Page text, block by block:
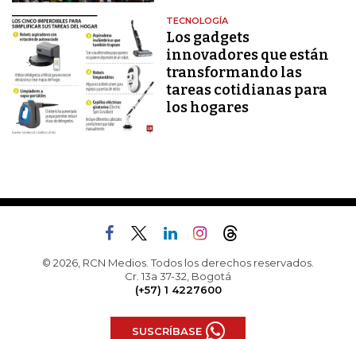
TECNOLOGÍA
Los gadgets
innovadores que están
transformando las
tareas cotidianas para
los hogares
© 2026, RCN Medios. Todos los derechos reservados.
Cr. 13a 37-32, Bogotá
(+57) 1 4227600
SUSCRÍBASE